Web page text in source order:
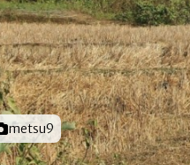
door
metsu9